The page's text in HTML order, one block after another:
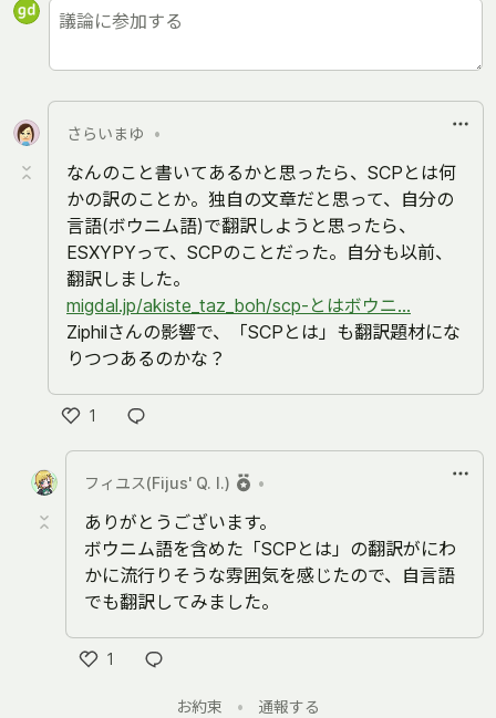
さらいまゆ •
なんのこと書いてあるかと思ったら、SCPとは何
かの訳のことか。独自の文章だと思って、自分の
言語(ボウニム語)で翻訳しようと思ったら、
ESXYPYって、SCPのことだった。自分も以前、
翻訳しました。
migdal.jp/akiste_taz_boh/scp-とはボウニ...
Ziphilさんの影響で、「SCPとは」も翻訳題材にな
りつつあるのかな？
1
い
ねフィユス(Fijus' Q. I.) •
ありがとうございます。
ボウニム語を含めた「SCPとは」の翻訳がにわ
かに流行りそうな雰囲気を感じたので、自言語
でも翻訳してみました。
1
お約束 • 通報する